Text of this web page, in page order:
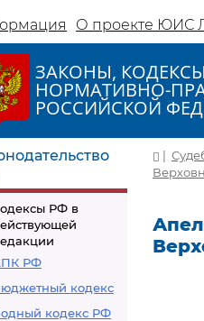
О проекте ЮИС
ЗАКОНЫ,
НОРМАТИВНО-
РОССИЙСКОЙ
РФ в
РФ
кодекс
кодекс РФ
|